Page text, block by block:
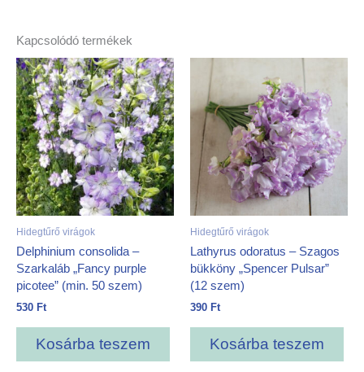
Kapcsolódó termékek
Hidegtűrő virágok
Delphinium consolida –
Szarkaláb „Fancy purple
picotee” (min. 50 szem)
530 Ft
Kosárba teszem
Hidegtűrő virágok
Lathyrus odoratus – Szagos
bükköny „Spencer Pulsar”
(12 szem)
390 Ft
Kosárba teszem